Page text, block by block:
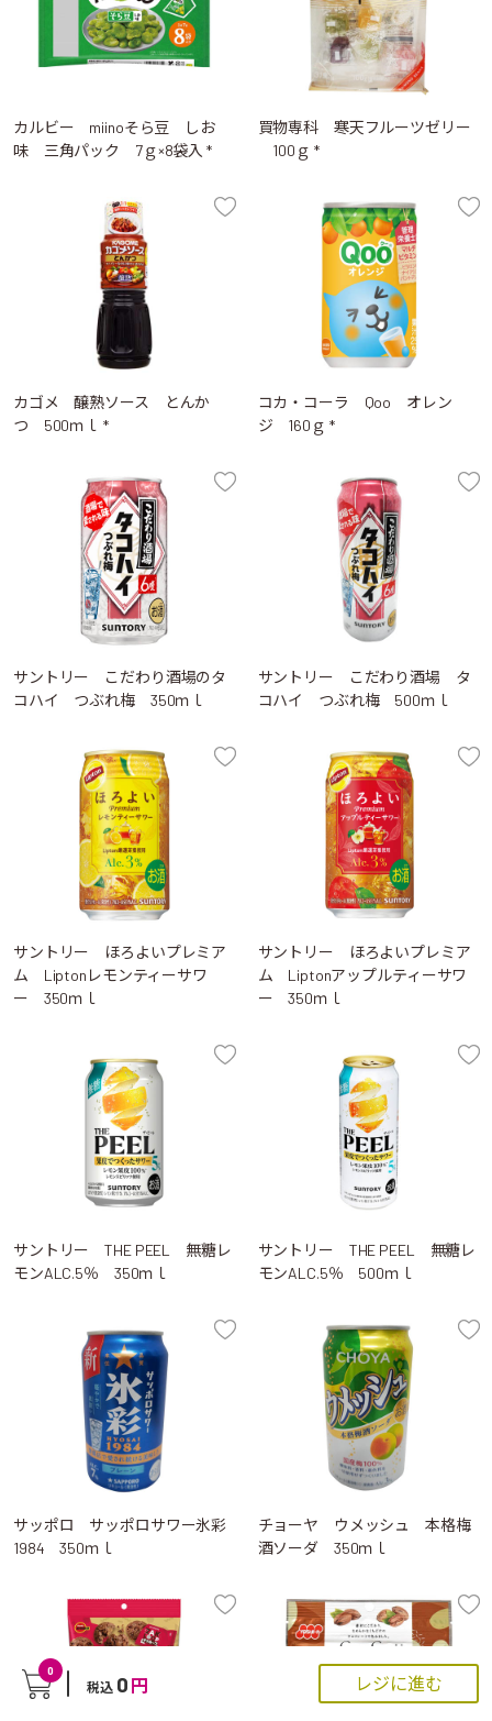
0
税込 0 円 レジに進む
カルビー miinoそら豆 しお
味 三角パック 7ｇ×8袋入 *
買物専科 寒天フルーツゼリー
100ｇ *
カゴメ 醸熟ソース とんか
つ 500ｍｌ *
コカ・コーラ Qoo オレン
ジ 160ｇ *
サントリー こだわり酒場のタ
コハイ つぶれ梅 350ｍｌ
サントリー こだわり酒場 タ
コハイ つぶれ梅 500ｍｌ
サントリー ほろよいプレミア
ム Liptonレモンティーサワ
ー 350ｍｌ
サントリー ほろよいプレミア
ム Liptonアップルティーサワ
ー 350ｍｌ
サントリー THE PEEL 無糖レ
モンALC.5％ 350ｍｌ
サントリー THE PEEL 無糖レ
モンALC.5％ 500ｍｌ
サッポロ サッポロサワー氷彩
1984 350ｍｌ
チョーヤ ウメッシュ 本格梅
酒ソーダ 350ｍｌ